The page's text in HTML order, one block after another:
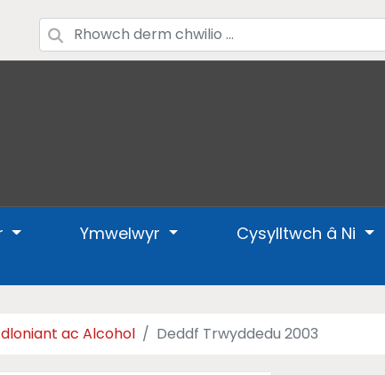
Ymwelwyr Cysylltwch â Ni
ac Alcohol Deddf Trwyddedu 2003